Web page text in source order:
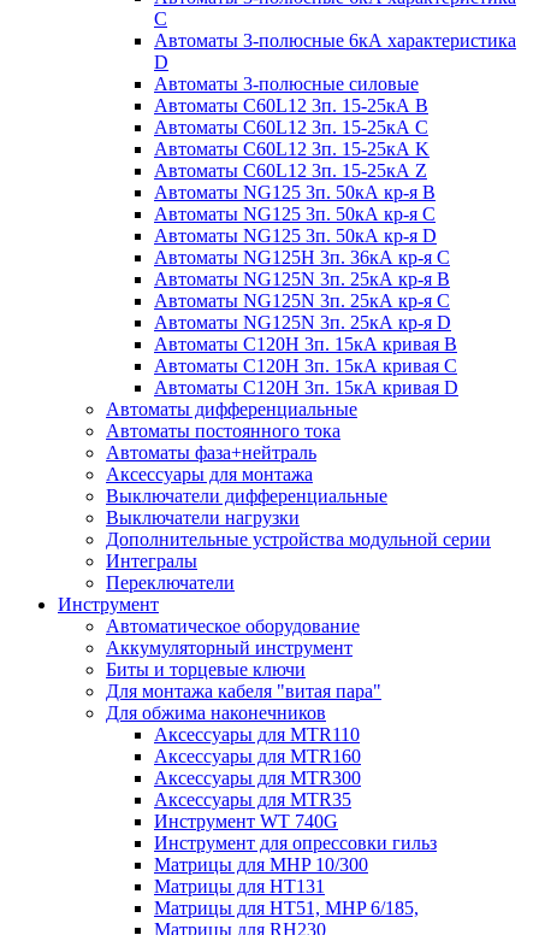
C
Автоматы 3-полюсные 6кА характеристика
D
Автоматы 3-полюсные силовые
Автоматы C60L12 3п. 15-25кА B
Автоматы C60L12 3п. 15-25кА C
Автоматы C60L12 3п. 15-25кА K
Автоматы C60L12 3п. 15-25кА Z
Автоматы NG125 3п. 50кА кр-я B
Автоматы NG125 3п. 50кА кр-я C
Автоматы NG125 3п. 50кА кр-я D
Автоматы NG125H 3п. 36кА кр-я C
Автоматы NG125N 3п. 25кА кр-я B
Автоматы NG125N 3п. 25кА кр-я C
Автоматы NG125N 3п. 25кА кр-я D
Автоматы С120Н 3п. 15кА кривая B
Автоматы С120Н 3п. 15кА кривая C
Автоматы С120Н 3п. 15кА кривая D
Автоматы дифференциальные
Автоматы постоянного тока
Автоматы фаза+нейтраль
Аксессуары для монтажа
Выключатели дифференциальные
Выключатели нагрузки
Дополнительные устройства модульной серии
Интегралы
Переключатели
Инструмент
Автоматическое оборудование
Аккумуляторный инструмент
Биты и торцевые ключи
Для монтажа кабеля "витая пара"
Для обжима наконечников
Аксессуары для MTR110
Аксессуары для MTR160
Аксессуары для MTR300
Аксессуары для MTR35
Инструмент WT 740G
Инструмент для опрессовки гильз
Матрицы для MHP 10/300
Матрицы для НТ131
Матрицы для НТ51, MHP 6/185,
Матрицы для RH230